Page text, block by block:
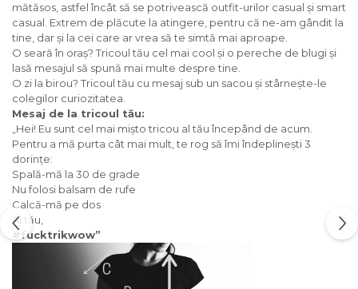
mătăsos, astfel încât să se potrivească outfit-urilor casual și smart
casual. Extrem de plăcute la atingere, pentru că ne-am gândit la
tine, dar și la cei care ar vrea să te simtă mai aproape.
O seară în oraș? Tricoul tău cel mai cool și o pereche de blugi și
lasă mesajul să spună mai multe despre tine.
O zi la birou? Tricoul tău cu mesaj sub un sacou și stârnește-le
colegilor curiozitatea.
Mesaj de la tricoul tău:
„Hei! Eu sunt cel mai mișto tricou al tău începând de acum.
Pentru a mă purta cât mai mult, te rog să îmi îndeplinești 3
dorințe:
Spală-mă la 30 de grade
Nu folosi balsam de rufe
Calcă-mă pe dos
Al tău,
#fucktrikwow”